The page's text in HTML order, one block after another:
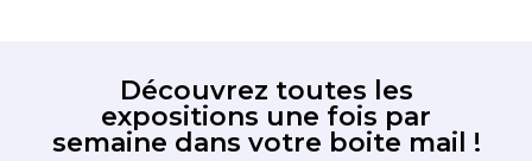
Découvrez toutes les
expositions une fois par
semaine dans votre boite mail !